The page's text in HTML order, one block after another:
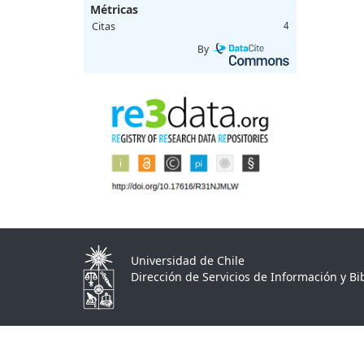
Métricas
Citas 4
By
Universidad de Chile
Dirección de Servicios de Información y